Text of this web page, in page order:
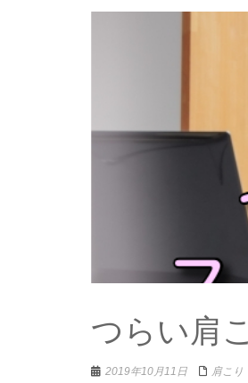
つらい肩
2019年10月11日 肩こり